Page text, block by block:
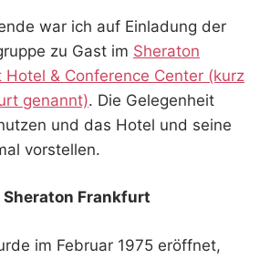
war ich auf Einladung der
zu Gast im Sheraton
& Conference Center (kurz
genannt). Die Gelegenheit
und das Hotel und seine
vorstellen.
Frankfurt
im Februar 1975 eröffnet,